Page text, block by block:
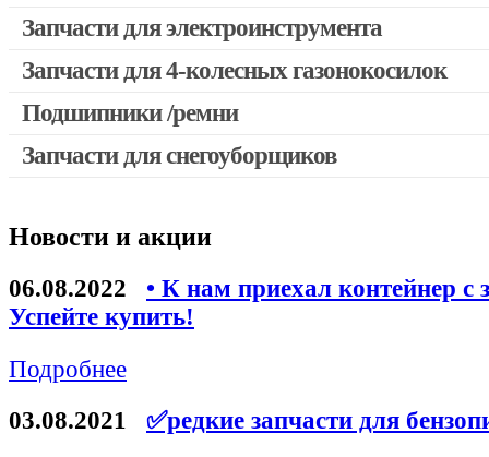
Запчасти для электроинструмента
Двигатели, редукторы для шуруповертов
Выключатели, переключатели
Запчасти для УШМ (болгарок)
Запчасти для электроинструмента другие
Запчасти для компрессоров
Конденсаторы
Ремни для электроинструмента
Запчасти для 4-колесных газонокосилок
Подшипники /ремни
Запчасти для снегоуборщиков
Новости и акции
06.08.2022
• К нам приехал контейнер с
Успейте купить!
Подробнее
03.08.2021
✅редкие запчасти для